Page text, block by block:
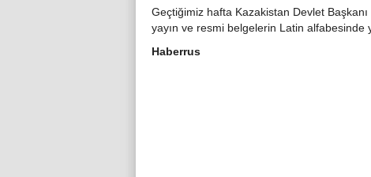
Geçtiğimiz hafta Kazakistan Devlet
yayın ve resmi belgelerin Latin alfabesinde
Haberrus